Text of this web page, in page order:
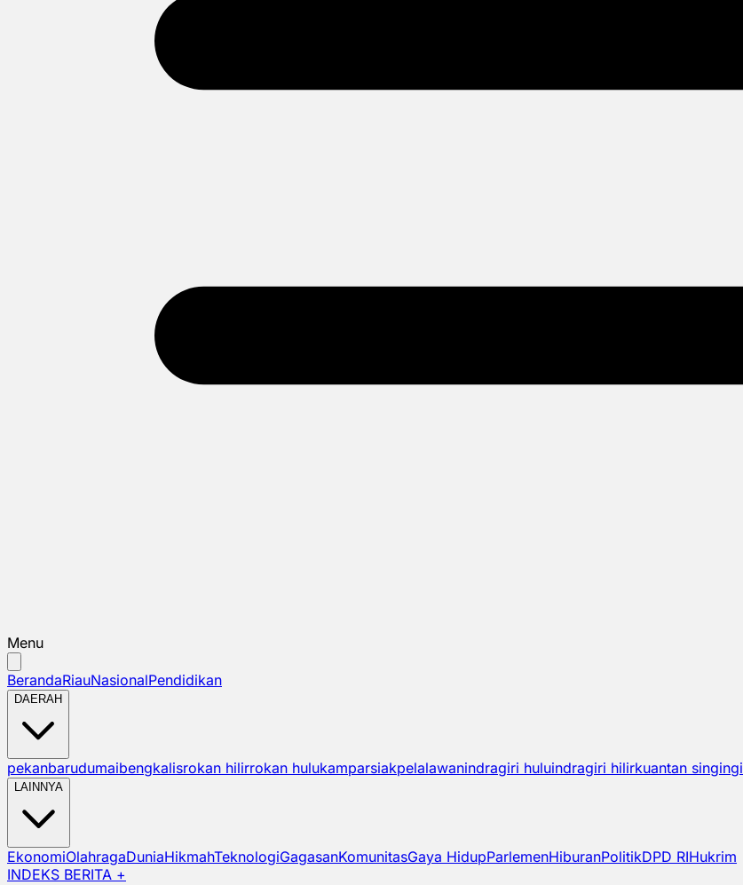
Menu
BerandaRiauNasionalPendidikan
DAERAH
pekanbarudumaibengkalisrokan hilirrokan hulukamparsiakpelalawanindragiri huluindragiri hilirkuantan singingi
LAINNYA
EkonomiOlahragaDuniaHikmahTeknologiGagasanKomunitasGaya HidupParlemenHiburanPolitikDPD RIHukrim
INDEKS BERITA +